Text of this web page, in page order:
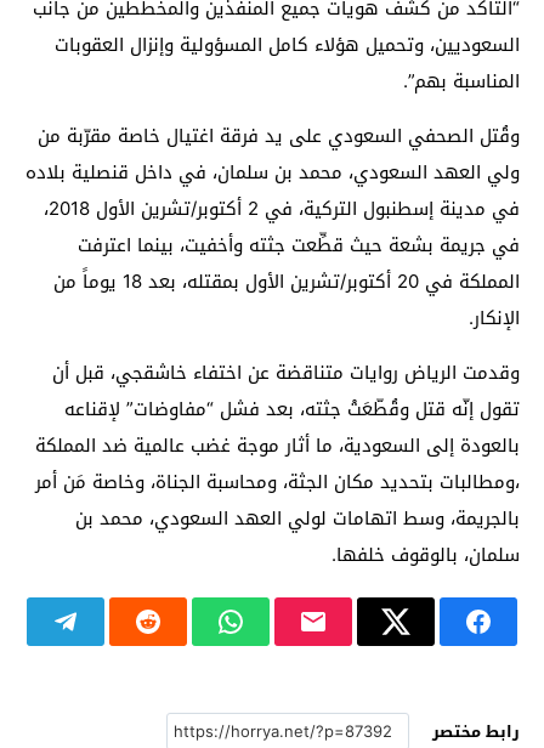
“التأكد من كشف هويات جميع المنفذين والمخططين من جانب
السعوديين، وتحميل هؤلاء كامل المسؤولية وإنزال العقوبات
المناسبة بهم”.
وقُتل الصحفي السعودي على يد فرقة اغتيال خاصة مقرّبة من
ولي العهد السعودي، محمد بن سلمان، في داخل قنصلية بلاده
في مدينة إسطنبول التركية، في 2 أكتوبر/تشرين الأول 2018،
في جريمة بشعة حيث قطِّعت جثته وأخفيت، بينما اعترفت
المملكة في 20 أكتوبر/تشرين الأول بمقتله، بعد 18 يوماً من
الإنكار.
وقدمت الرياض روايات متناقضة عن اختفاء خاشقجي، قبل أن
تقول إنّه قتل وقُطّعَتْ جثته، بعد فشل “مفاوضات” لإقناعه
بالعودة إلى السعودية، ما أثار موجة غضب عالمية ضد المملكة
،ومطالبات بتحديد مكان الجثة، ومحاسبة الجناة، وخاصة مَن أمر
بالجريمة، وسط اتهامات لولي العهد السعودي، محمد بن
سلمان، بالوقوف خلفها.
رابط مختصر